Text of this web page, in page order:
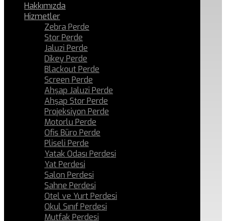
Hakkımızda
Hizmetler
Zebra Perde
Stor Perde
Jaluzi Perde
Dikey Perde
Blackout Perde
Screen Perde
Ahşap Jaluzi Perde
Ahşap Stor Perde
Projeksiyon Perde
Motorlu Perde
Ofis Büro Perde
Pliseli Perde
Yatak Odası Perdesi
Yat Perdesi
Salon Perdesi
Sahne Perdesi
Otel ve Yurt Perdesi
Okul Sınıf Perdesi
Mutfak Perdesi